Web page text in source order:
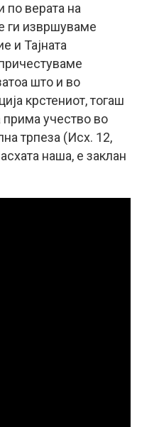
по верата на
ги извршуваме
и Тајната
што и во
крстениот, тогаш
учество во
трпеза (Исх. 12,
наша, е заклан